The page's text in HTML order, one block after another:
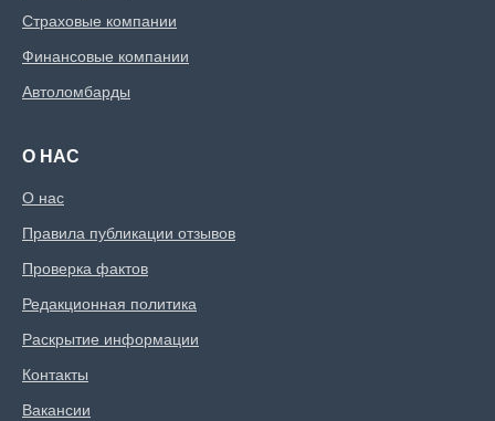
Страховые компании
Финансовые компании
Автоломбарды
О НАС
О нас
Правила публикации отзывов
Проверка фактов
Редакционная политика
Раскрытие информации
Контакты
Вакансии